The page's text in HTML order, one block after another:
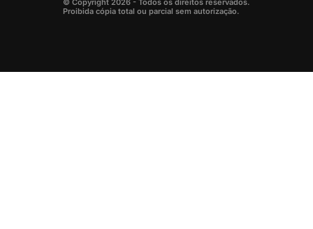
Proibida cópia total ou parcial sem autorização.